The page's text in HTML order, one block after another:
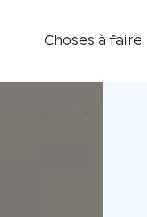
Choses à faire